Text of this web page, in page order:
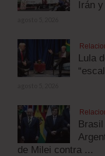
Irán
Lula
de Milei contra ...